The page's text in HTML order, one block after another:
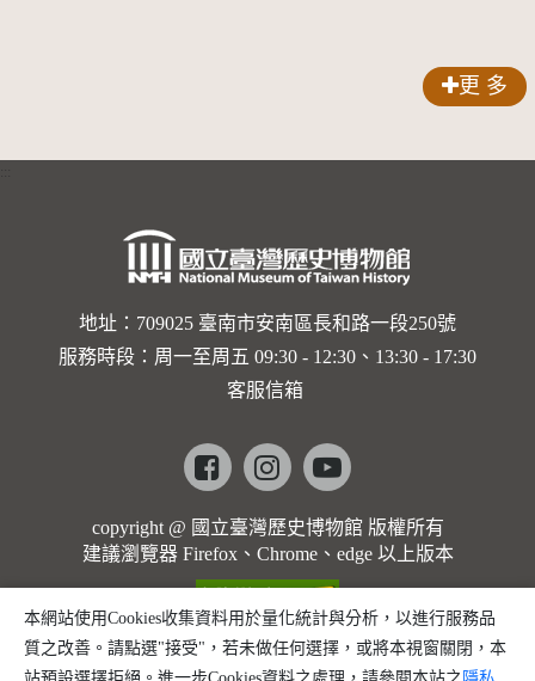
更 多
地址：709025 臺南市安南區長和路一段250號
服務時段：周一至周五 09:30 - 12:30、13:30 - 17:30
客服信箱
Facebookinstagramyoutube
copyright @ 國立臺灣歷史博物館 版權所有
建議瀏覽器 Firefox、Chrome、edge 以上版本
本網站使用Cookies收集資料用於量化統計與分析，以進行服務品
質之改善。請點選"接受"，若未做任何選擇，或將本視窗關閉，本
站預設選擇拒絕。進一步Cookies資料之處理，請參閱本站之 隱私